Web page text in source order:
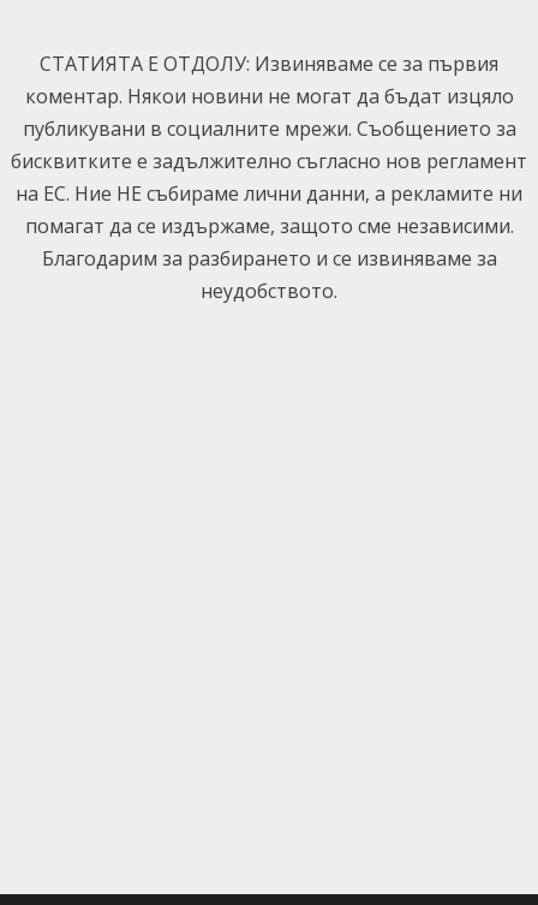
content
СТАТИЯТА Е ОТДОЛУ: Извиняваме се за първия
коментар. Някои новини не могат да бъдат изцяло
публикувани в социалните мрежи. Съобщението за
бисквитките е задължително съгласно нов регламент
на ЕС. Ние НЕ събираме лични данни, а рекламите ни
помагат да се издържаме, защото сме независими.
Благодарим за разбирането и се извиняваме за
неудобството.